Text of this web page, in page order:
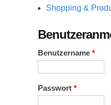
Shopping &
Benutzername *
Passwort *